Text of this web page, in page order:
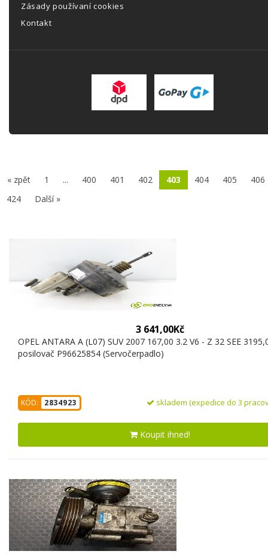
Zásady používaní cookies
Kontakt
« zpět 1 ... 400 401 402 403 404 405
406
424
Další »
3 641,00Kč
OPEL ANTARA A (L07) SUV 2007 167,00 3.2 V6 - Z 32 SEE
posilovač P96625854 (Servočerpadlo)
KÓD: 2834923 skladem (expedice do 3
Koupit ihned!